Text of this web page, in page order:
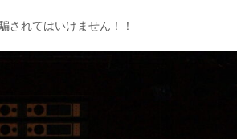
されてはいけません！！